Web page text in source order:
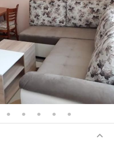
keyboard_arrow_down